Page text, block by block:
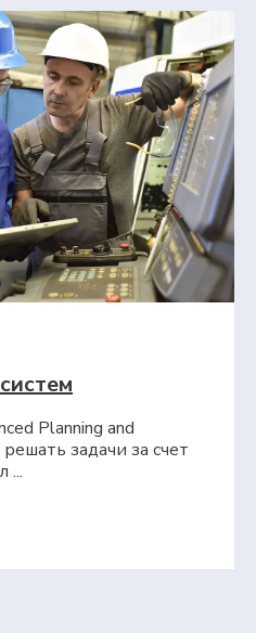
Planning and
задачи за счет
...